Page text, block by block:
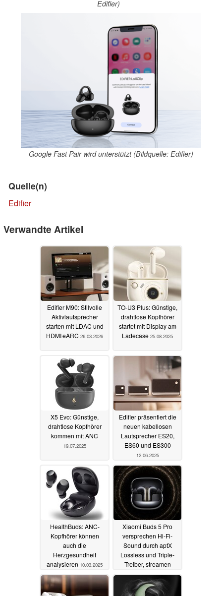
Edifier)
Google Fast Pair wird unterstützt (Bildquelle: Edifier)
Quelle(n)
Edifier
Verwandte Artikel
Edifier M90: Stilvolle
Aktivlautsprecher
starten mit LDAC und
HDMI eARC 26.03.2026
TO-U3 Plus: Günstige,
drahtlose Kopfhörer
startet mit Display am
Ladecase 25.08.2025
X5 Evo: Günstige,
drahtlose Kopfhörer
kommen mit ANC
19.07.2025
Edifier präsentiert die
neuen kabellosen
Lautsprecher ES20,
ES60 und ES300
12.06.2025
HealthBuds: ANC-
Kopfhörer können
auch die
Herzgesundheit
analysieren 10.03.2025
Xiaomi Buds 5 Pro
versprechen Hi-Fi-
Sound durch aptX
Lossless und Triple-
Treiber, streamen
Musik auch per WLAN
27.02.2025